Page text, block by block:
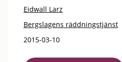
Eidwall Larz
Bergslagens räddningstjänst
2015-03-10